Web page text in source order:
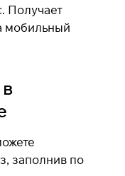
Получает
мобильный
заполнив по